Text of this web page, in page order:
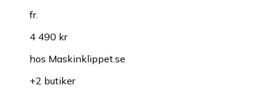
fr.
4 490 kr
hos Maskinklippet.se
+2 butiker